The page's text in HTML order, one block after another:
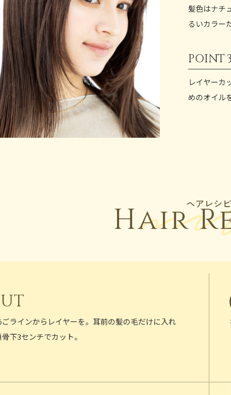
髪色はナチ
るいカラー
POINT 3
レイヤーカ
めのオイル
ヘアレシピ
Hair
ラインからレイヤーを。耳前の髪の毛だけに入れ
下3センチでカット。